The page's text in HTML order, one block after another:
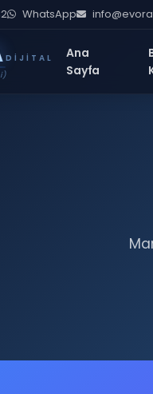
WhatsApp
DIJITAL
Ana
Sayfa